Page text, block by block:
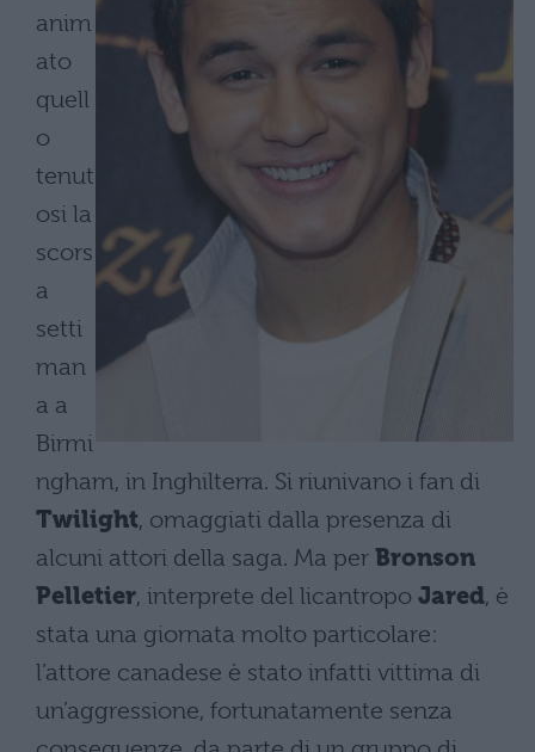
anim
ato
quell
o
tenut
osi la
scors
a
setti
man
a a
Birmi
ngham, in Inghilterra. Si riunivano i fan di
Twilight, omaggiati dalla presenza di
alcuni attori della saga. Ma per Bronson
Pelletier, interprete del licantropo Jared, è
stata una giornata molto particolare:
l’attore canadese è stato infatti vittima di
un’aggressione, fortunatamente senza